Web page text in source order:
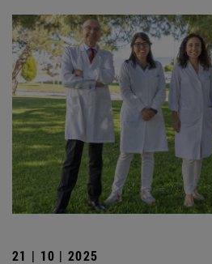
21 | 10 | 2025